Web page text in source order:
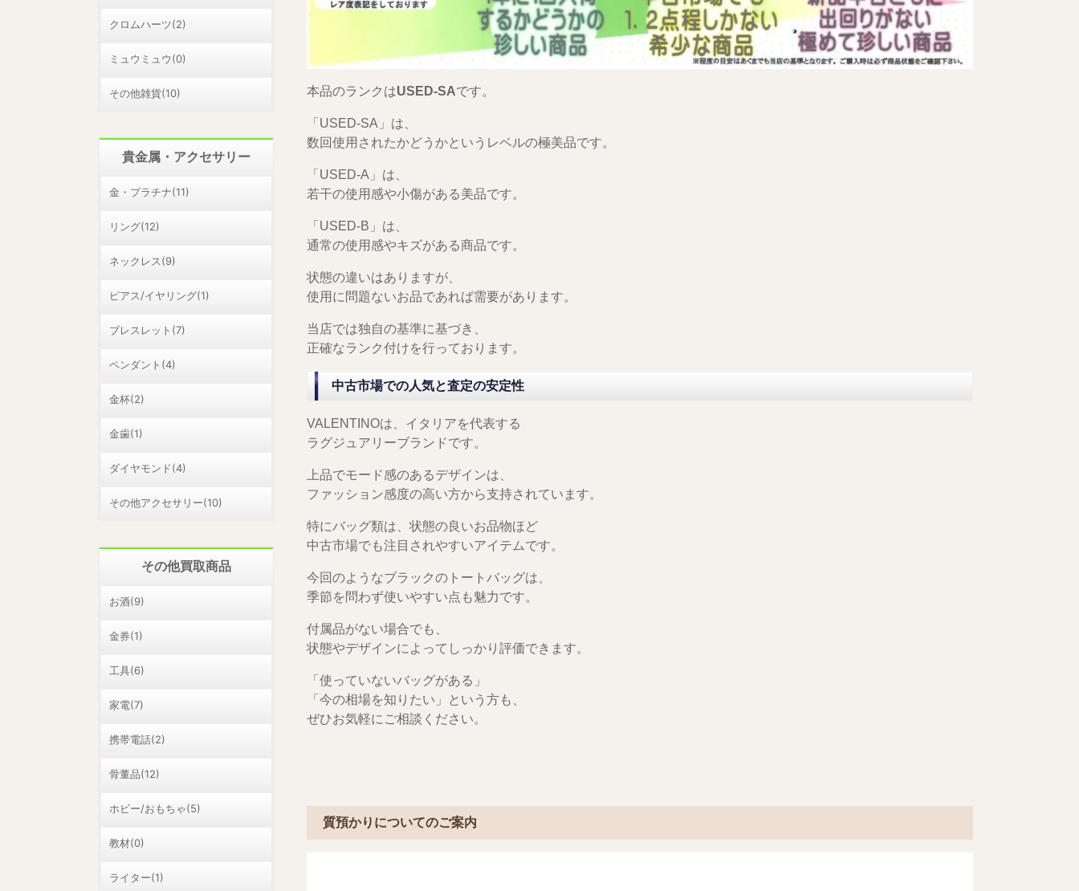
本品のランクはUSED-SAです。
「USED-SA」は、
数回使用されたかどうかというレベルの極美品です。
「USED-A」は、
若干の使用感や小傷がある美品です。
「USED-B」は、
通常の使用感やキズがある商品です。
状態の違いはありますが、
使用に問題ないお品であれば需要があります。
当店では独自の基準に基づき、
正確なランク付けを行っております。
中古市場での人気と査定の安定性
VALENTINOは、イタリアを代表する
ラグジュアリーブランドです。
上品でモード感のあるデザインは、
ファッション感度の高い方から支持されています。
特にバッグ類は、状態の良いお品物ほど
中古市場でも注目されやすいアイテムです。
今回のようなブラックのトートバッグは、
季節を問わず使いやすい点も魅力です。
付属品がない場合でも、
状態やデザインによってしっかり評価できます。
「使っていないバッグがある」
「今の相場を知りたい」という方も、
ぜひお気軽にご相談ください。
質預かりについてのご案内
クロムハーツ(2)
ミュウミュウ(0)
その他雑貨(10)
貴金属・アクセサリー
金・プラチナ(11)
リング(12)
ネックレス(9)
ピアス/イヤリング(1)
ブレスレット(7)
ペンダント(4)
金杯(2)
金歯(1)
ダイヤモンド(4)
その他アクセサリー(10)
その他買取商品
お酒(9)
金券(1)
工具(6)
家電(7)
携帯電話(2)
骨董品(12)
ホビー/おもちゃ(5)
教材(0)
ライター(1)